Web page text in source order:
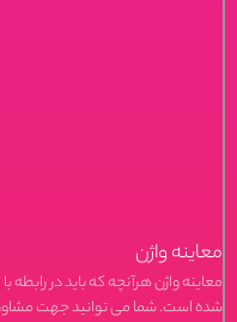
معاینه واژن
معاینه واژن هرآنچه که باید در رابطه
شده است. شما می توانید جهت